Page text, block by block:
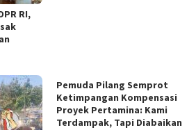
RI,
Pemuda Pilang Semprot
Ketimpangan Kompensasi
Proyek Pertamina: Kami
Terdampak, Tapi Diabaikan